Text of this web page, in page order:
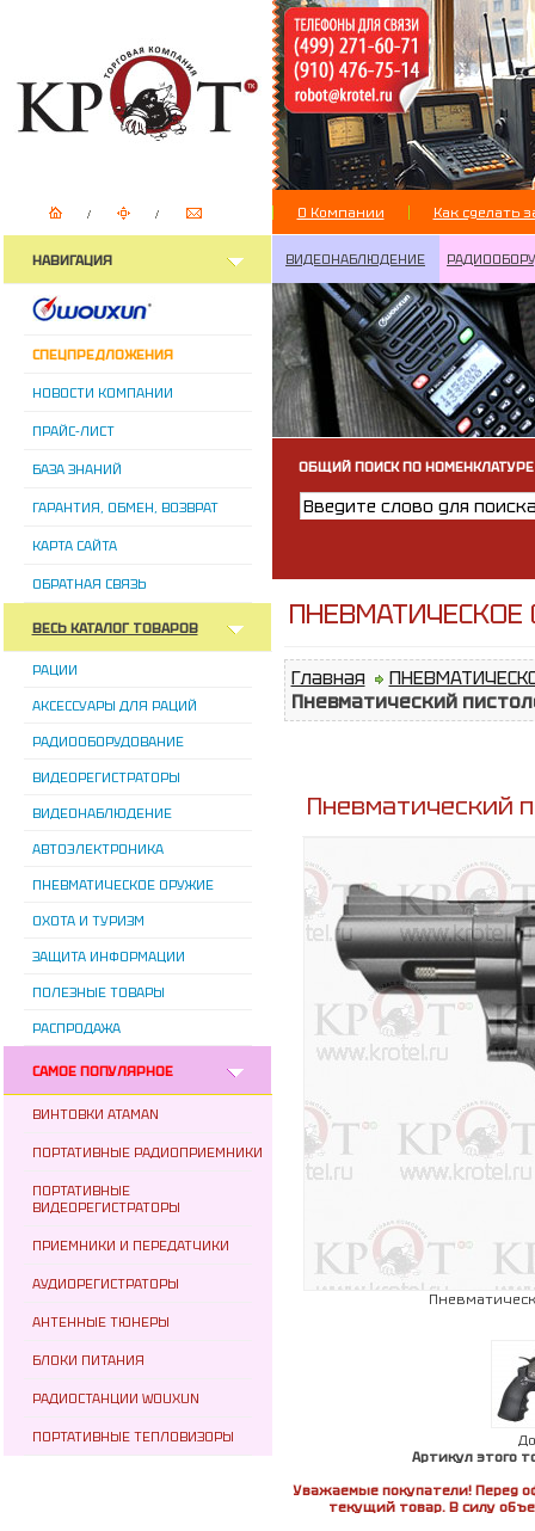
О Компании Как сделать
НАВИГАЦИЯ
СПЕЦПРЕДЛОЖЕНИЯ
НОВОСТИ КОМПАНИИ
ПРАЙС-ЛИСТ
БАЗА ЗНАНИЙ
ГАРАНТИЯ, ОБМЕН, ВОЗВРАТ
КАРТА САЙТА
ОБРАТНАЯ СВЯЗЬ
ВЕСЬ КАТАЛОГ ТОВАРОВ
РАЦИИ
АКСЕССУАРЫ ДЛЯ РАЦИЙ
РАДИООБОРУДОВАНИЕ
ВИДЕОРЕГИСТРАТОРЫ
ВИДЕОНАБЛЮДЕНИЕ
АВТОЭЛЕКТРОНИКА
ПНЕВМАТИЧЕСКОЕ ОРУЖИЕ
ОХОТА И ТУРИЗМ
ЗАЩИТА ИНФОРМАЦИИ
ПОЛЕЗНЫЕ ТОВАРЫ
РАСПРОДАЖА
САМОЕ ПОПУЛЯРНОЕ
ВИНТОВКИ ATAMAN
ПОРТАТИВНЫЕ РАДИОПРИЕМНИКИ
ПОРТАТИВНЫЕ
ВИДЕОРЕГИСТРАТОРЫ
ПРИЕМНИКИ И ПЕРЕДАТЧИКИ
АУДИОРЕГИСТРАТОРЫ
АНТЕННЫЕ ТЮНЕРЫ
БЛОКИ ПИТАНИЯ
РАДИОСТАНЦИИ WOUXUN
ПОРТАТИВНЫЕ ТЕПЛОВИЗОРЫ
ВИДЕОНАБЛЮДЕНИЕ
ОБЩИЙ ПОИСК ПО НОМЕНКЛАТУРЕ
Главная
Пневматический
Пневматический
Артикул этого
Уважаемые покупатели! Перед
текущий товар. В силу